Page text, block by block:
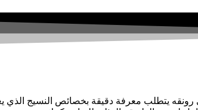
يتطلب معرفة دقيقة بخصائص النسيج الذي